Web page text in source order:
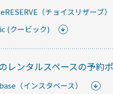
（チョイスリザーブ）
(クービック)
レンタルスペースの予約
（インスタベース）
の活用術や業界別の最新事例
RemoteLOCKの特徴と機能につ